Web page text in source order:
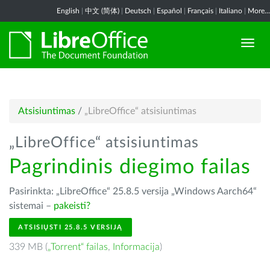
English 中文 (简体) Deutsch Español Français Italiano More...
Atsisiuntimas / „LibreOffice“ atsisiuntimas
„LibreOffice“ atsisiuntimas
Pagrindinis diegimo failas
Pasirinkta: „LibreOffice“ 25.8.5 versija „Windows Aarch64“
sistemai – pakeisti?
ATSISIŲSTI 25.8.5 VERSIJĄ
339 MB („Torrent“ failas, Informacija)